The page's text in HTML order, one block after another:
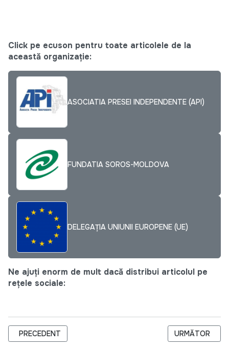
Click pe ecuson pentru toate articolele de la
această organizație:
ASOCIATIA PRESEI INDEPENDENTE (API)
FUNDATIA SOROS-MOLDOVA
DELEGAȚIA UNIUNII EUROPENE (UE)
Ne ajuți enorm de mult dacă distribui articolul pe
rețele sociale:
ARTICOL PRECEDENT: CENTRUL DE JUSTITIE COMUNITARA
PRECEDENT ARTICOLUL
URMĂTOR